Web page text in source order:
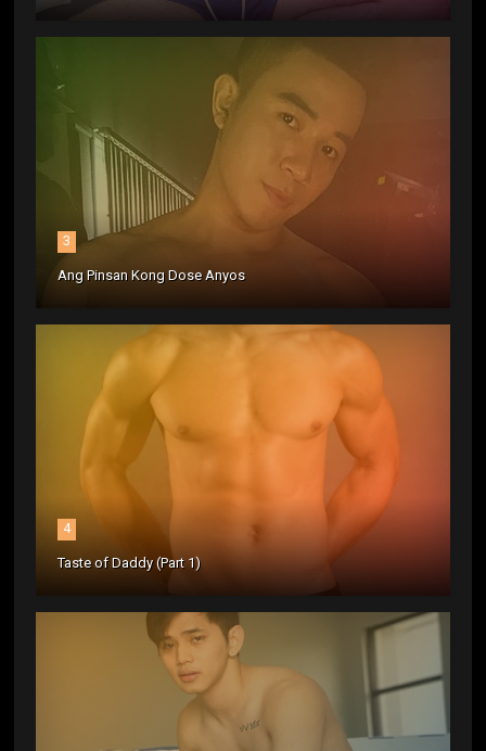
3
Ang Pinsan Kong Dose Anyos
4
Taste of Daddy (Part 1)